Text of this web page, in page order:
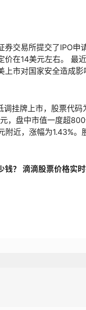
交易所提交了IPO
在14美元左右。 最
市对国家安全造成
挂牌上市，股票代码
，盘中市值一度超
近，涨幅为1.43%。
钱？ 滴滴股票价格实